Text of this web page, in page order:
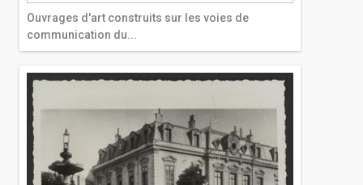
Ouvrages d'art construits sur les voies de
communication du...